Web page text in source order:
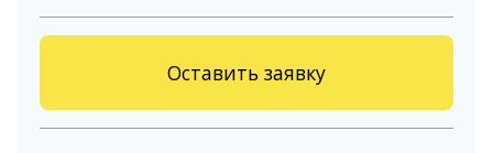
Оставить заявку